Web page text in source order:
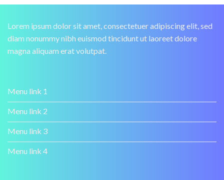
Lorem ipsum dolor sit amet, consectetuer adipiscing elit, sed
diam nonummy nibh euismod tincidunt ut laoreet dolore
magna aliquam erat volutpat.
Menu link 1
Menu link 2
Menu link 3
Menu link 4